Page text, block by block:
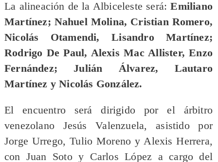
La alineación de la Albiceleste será:Emiliano
Martínez; Nahuel Molina, Cristian Romero,
Nicolás Otamendi, Lisandro Martínez;
Rodrigo De Paul, Alexis Mac Allister, Enzo
Fernández; Julián Álvarez, Lautaro
Martínez y Nicolás González.
El encuentro será dirigido por el árbitro
venezolano Jesús Valenzuela, asistido por
Jorge Urrego, Tulio Moreno y Alexis Herrera,
con Juan Soto y Carlos López a cargo del